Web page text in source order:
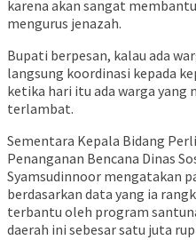
karena akan sangat
mengurus jenazah.
Bupati berpesan, kalau ada
langsung koordinasi kepada
ketika hari itu ada warga yang
terlambat.
Sementara Kepala Bidang
Penanganan Bencana Dinas
Syamsudinnoor mengatakan
berdasarkan data yang ia
terbantu oleh program
daerah ini sebesar satu juta